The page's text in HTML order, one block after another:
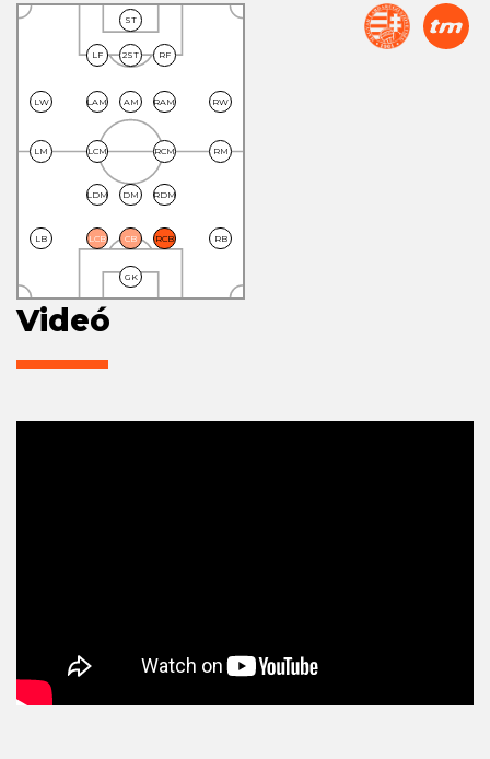
ST
LF 2ST RF
LW LAM AM RAM RW
LM LCM RCM RM
LDM DM RDM
LB LCB CB RCB RB
GK
Videó